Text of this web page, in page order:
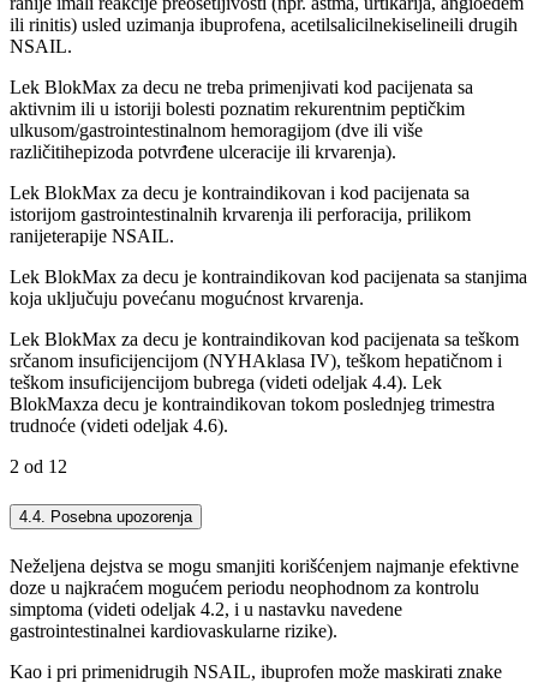
ili rinitis) usled uzimanja ibuprofena, acetilsalicilnekiselineili drugih
NSAIL.
Lek BlokMax za decu ne treba primenjivati kod pacijenata sa
aktivnim ili u istoriji bolesti poznatim rekurentnim peptičkim
ulkusom/gastrointestinalnom hemoragijom (dve ili više
različitihepizoda potvrđene ulceracije ili krvarenja).
Lek BlokMax za decu je kontraindikovan i kod pacijenata sa
istorijom gastrointestinalnih krvarenja ili perforacija, prilikom
ranijeterapije NSAIL.
Lek BlokMax za decu je kontraindikovan kod pacijenata sa stanjima
koja uključuju povećanu mogućnost krvarenja.
Lek BlokMax za decu je kontraindikovan kod pacijenata sa teškom
srčanom insuficijencijom (NYHAklasa IV), teškom hepatičnom i
teškom insuficijencijom bubrega (videti odeljak 4.4). Lek
BlokMaxza decu je kontraindikovan tokom poslednjeg trimestra
trudnoće (videti odeljak 4.6).
2 od 12
4.4. Posebna upozorenja
Neželjena dejstva se mogu smanjiti korišćenjem najmanje efektivne
doze u najkraćem mogućem periodu neophodnom za kontrolu
simptoma (videti odeljak 4.2, i u nastavku navedene
gastrointestinalnei kardiovaskularne rizike).
Kao i pri primenidrugih NSAIL, ibuprofen može maskirati znake